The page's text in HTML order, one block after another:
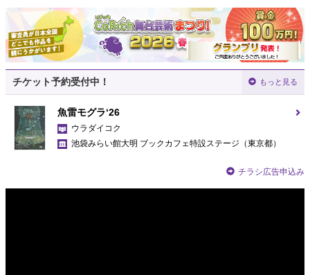
チケット予約受付中！ もっと見る
魚雷モグラ‘26
ウラダイコク
池袋みらい館大明 ブックカフェ特設ステージ （東京都）
チラシ広告申込み